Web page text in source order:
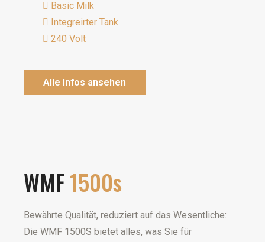
Basic Milk
Integreirter Tank
240 Volt
Alle Infos ansehen
WMF1500s
Bewährte Qualität, reduziert auf das Wesentliche:
Die WMF 1500S bietet alles, was Sie für